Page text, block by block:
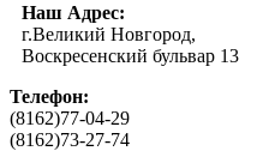
Наш Адрес:
г.Великий Новгород,
Воскресенский бульвар 13
Телефон:
(8162)77-04-29
(8162)73-27-74